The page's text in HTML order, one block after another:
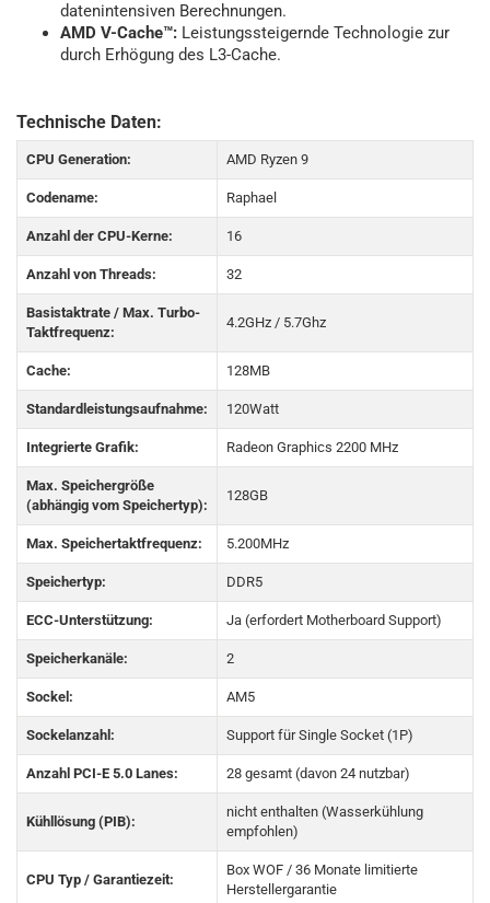
datenintensiven Berechnungen.
AMD V-Cache™: Leistungssteigernde Technologie zur
durch Erhögung des L3-Cache.
Technische Daten:
CPU Generation: AMD Ryzen 9
Codename: Raphael
Anzahl der CPU-Kerne: 16
Anzahl von Threads: 32
Basistaktrate / Max. Turbo-
Taktfrequenz:
4.2GHz / 5.7Ghz
Cache: 128MB
Standardleistungsaufnahme: 120Watt
Integrierte Grafik: Radeon Graphics 2200 MHz
Max. Speichergröße
(abhängig vom Speichertyp):
128GB
Max. Speichertaktfrequenz: 5.200MHz
Speichertyp: DDR5
ECC-Unterstützung: Ja (erfordert Motherboard Support)
Speicherkanäle: 2
Sockel: AM5
Sockelanzahl: Support für Single Socket (1P)
Anzahl PCI-E 5.0 Lanes: 28 gesamt (davon 24 nutzbar)
Kühllösung (PIB):
nicht enthalten (Wasserkühlung
empfohlen)
CPU Typ / Garantiezeit:
Box WOF / 36 Monate limitierte
Herstellergarantie